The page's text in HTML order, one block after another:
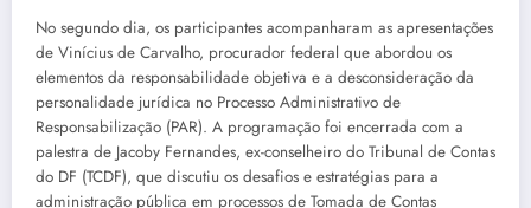
No segundo dia, os participantes acompanharam as apresentações
de Vinícius de Carvalho, procurador federal que abordou os
elementos da responsabilidade objetiva e a desconsideração da
personalidade jurídica no Processo Administrativo de
Responsabilização (PAR). A programação foi encerrada com a
palestra de Jacoby Fernandes, ex-conselheiro do Tribunal de Contas
do DF (TCDF), que discutiu os desafios e estratégias para a
administração pública em processos de Tomada de Contas